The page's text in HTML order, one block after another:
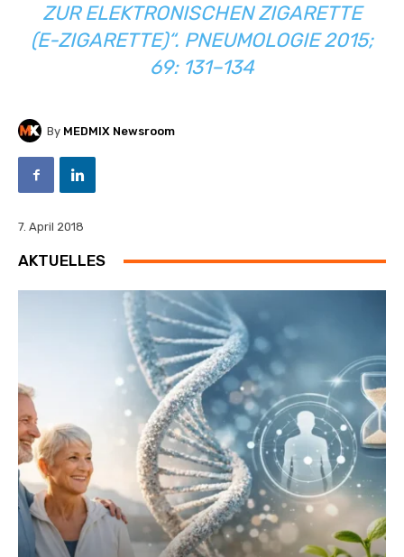
ZUR ELEKTRONISCHEN ZIGARETTE
(E-ZIGARETTE)“. PNEUMOLOGIE 2015;
69: 131–134
By MEDMIX Newsroom
7. April 2018
AKTUELLES